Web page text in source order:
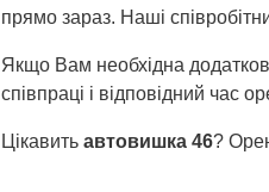
прямо зараз. Наші
Якщо Вам необхідна
співпраці і відповідний час
Цікавить автовишка 46?